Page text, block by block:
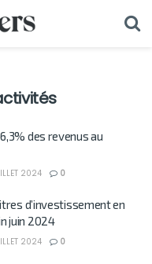
des revenus au
2024 0
d’investissement en
juin 2024
2024 0